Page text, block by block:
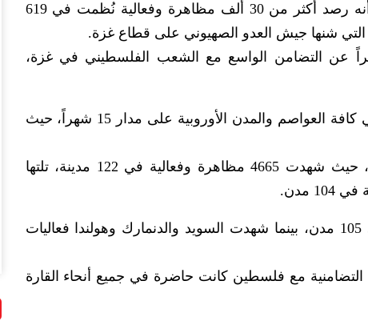
أعلن المركز الأوروبي الفلسطيني للإعلام، اليوم الثلاثاء، أنه رصد أكثر من 30 ألف مظاهرة وفعالية نُظمت في 619
عن التضامن الواسع مع الشعب الفلسطيني في غزة،
ووثق قسم الرصد والمتابعة في المركز حجم الفعاليات في كافة العواصم والمدن الأوروبية على مدار 15 شهراً، حيث
ووفقاً للإحصاءات، كانت ألمانيا الأكثر استضافة للفعاليات، حيث شهدت 4665 مظاهرة وفعالية في 122 مدينة، تلتها
كما كانت فرنسا شاهدة على أكثر من 3400 مظاهرة في 105 مدن، بينما شهدت السويد والدنمارك وهولندا فعاليات
مع فلسطين كانت حاضرة في جميع أنحاء القارة